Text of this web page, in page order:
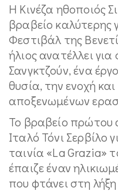
Η Κινέζα ηθοποιός
βραβείο καλύτερης
Φεστιβάλ της
ήλιος ανατέλλει
Σανγκτζούν, ένα
θυσία, την ενοχή
αποξενωμένων
Το βραβείο πρώτου
Ιταλό Τόνι Σερβίλο
ταινία «La Grazia»
έπαιζε έναν
που φτάνει στη